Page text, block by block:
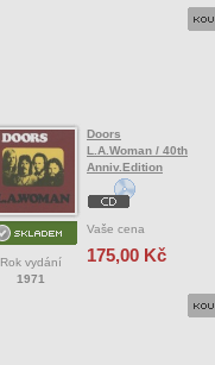
Rok vydání
1971
Doors
L.A.Woman / 40th
Anniv.Edition
Vaše cena
175,00 Kč